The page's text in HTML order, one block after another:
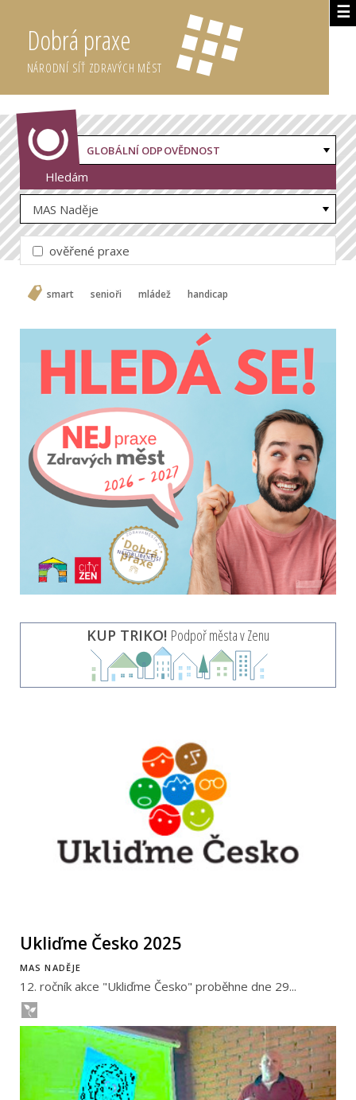
☰
Dobrá praxe
NÁRODNÍ SÍŤ ZDRAVÝCH MĚST
GLOBÁLNÍ ODPOVĚDNOST
Hledám
MAS Naděje
ověřené praxe
smart senioři mládež handicap
KUP TRIKO! Podpoř města v Zenu
Ukliďme Česko 2025
MAS NADĚJE
12. ročník akce "Ukliďme Česko" proběhne dne 29...